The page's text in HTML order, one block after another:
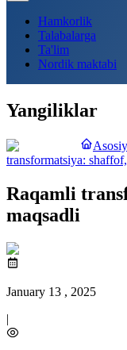
Hamkorlik
Talabalarga
Ta'lim
Nordik maktabi
Yangiliklar
transformatsiya:
Raqamli
maqsadli
January 13 , 2025
|